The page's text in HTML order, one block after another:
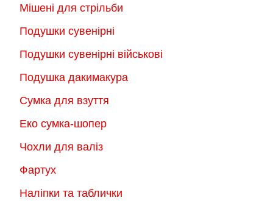
Мішені для стрільби
Подушки сувенірні
Подушки сувенірні військові
Подушка дакимакура
Сумка для взуття
Еко сумка-шопер
Чохли для валіз
Фартух
Наліпки та таблички